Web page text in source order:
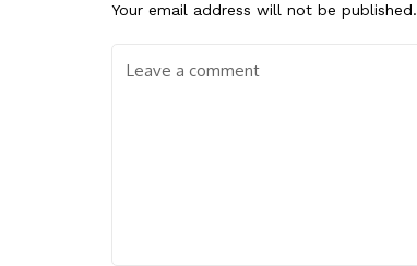
Your email address will not be published.